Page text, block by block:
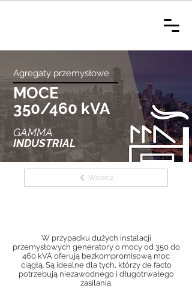
Agregaty przemysłowe
MOCE
350/460 kVA
GAMMA
INDUSTRIAL
Wstecz
W przypadku dużych instalacji
przemysłowych generatory o mocy od 350 do
460 kVA oferują bezkompromisową moc
ciągłą. Są idealne dla tych, którzy de facto
potrzebują niezawodnego i długotrwałego
zasilania.